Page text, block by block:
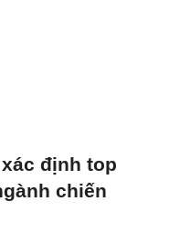
định top
chiến